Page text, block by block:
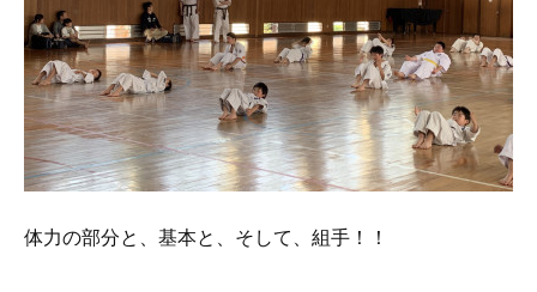
体力の部分と、基本と、そして、組手！！